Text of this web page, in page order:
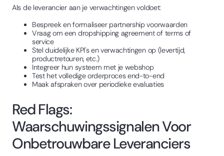
Als de leverancier aan je verwachtingen voldoet:
Bespreek en formaliseer partnership voorwaarden
Vraag om een dropshipping agreement of terms of
service
Stel duidelijke KPI's en verwachtingen op (levertijd,
productretouren, etc.)
Integreer hun systeem met je webshop
Test het volledige orderproces end-to-end
Maak afspraken over periodieke evaluaties
Red Flags:
Waarschuwingssignalen Voor
Onbetrouwbare Leveranciers